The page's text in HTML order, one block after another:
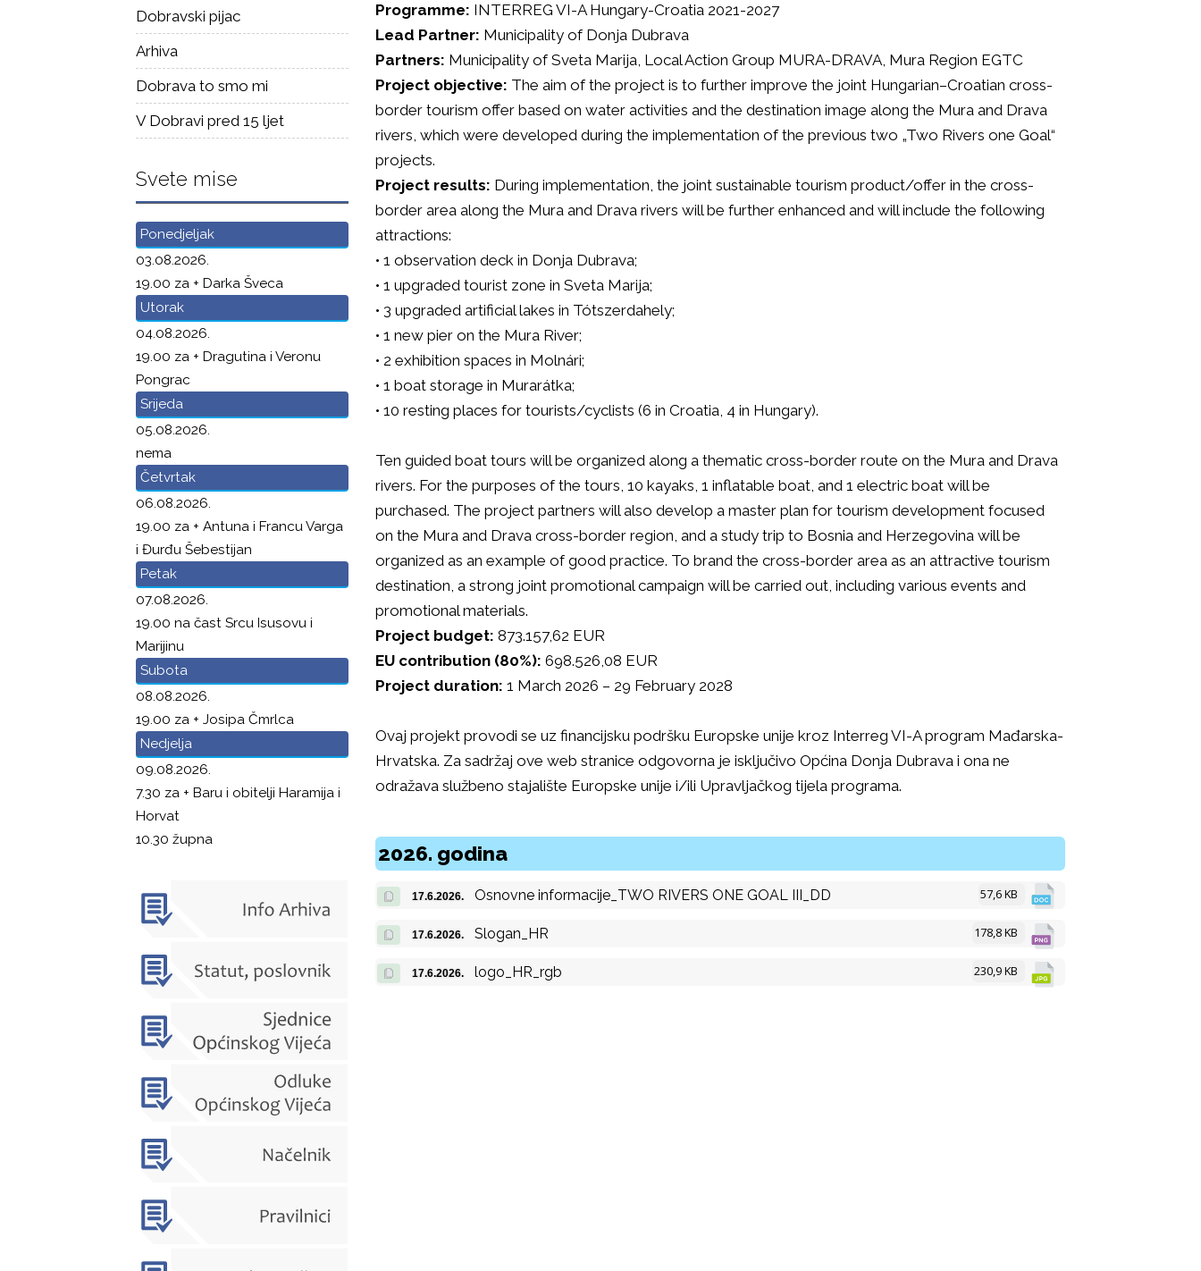
Programme: INTERREG VI-A Hungary-Croatia 2021-2027
Lead Partner: Municipality of Donja Dubrava
Partners: Municipality of Sveta Marija, Local Action Group MURA-DRAVA, Mura Region EGTC
Project objective: The aim of the project is to further improve the joint Hungarian–Croatian cross-
border tourism offer based on water activities and the destination image along the Mura and Drava
rivers, which were developed during the implementation of the previous two „Two Rivers one Goal“
projects.
Project results: During implementation, the joint sustainable tourism product/offer in the cross-
border area along the Mura and Drava rivers will be further enhanced and will include the following
attractions:
• 1 observation deck in Donja Dubrava;
• 1 upgraded tourist zone in Sveta Marija;
• 3 upgraded artificial lakes in Tótszerdahely;
• 1 new pier on the Mura River;
• 2 exhibition spaces in Molnári;
• 1 boat storage in Murarátka;
• 10 resting places for tourists/cyclists (6 in Croatia, 4 in Hungary).
Ten guided boat tours will be organized along a thematic cross-border route on the Mura and Drava
rivers. For the purposes of the tours, 10 kayaks, 1 inflatable boat, and 1 electric boat will be
purchased. The project partners will also develop a master plan for tourism development focused
on the Mura and Drava cross-border region, and a study trip to Bosnia and Herzegovina will be
organized as an example of good practice. To brand the cross-border area as an attractive tourism
destination, a strong joint promotional campaign will be carried out, including various events and
promotional materials.
Project budget: 873.157,62 EUR
EU contribution (80%): 698.526,08 EUR
Project duration: 1 March 2026 – 29 February 2028
Ovaj projekt provodi se uz financijsku podršku Europske unije kroz Interreg VI-A program Mađarska-
Hrvatska. Za sadržaj ove web stranice odgovorna je isključivo Općina Donja Dubrava i ona ne
odražava službeno stajalište Europske unije i/ili Upravljačkog tijela programa.
2026. godina
17.6.2026. Osnovne informacije_TWO RIVERS ONE GOAL III_DD 57,6 KB
17.6.2026. Slogan_HR 178,8 KB
17.6.2026. logo_HR_rgb 230,9 KB
Dobravski pijac
Arhiva
Dobrava to smo mi
V Dobravi pred 15 ljet
Svete mise
Ponedjeljak
03.08.2026.
19.00 za + Darka Šveca
Utorak
04.08.2026.
19.00 za + Dragutina i Veronu
Pongrac
Srijeda
05.08.2026.
nema
Četvrtak
06.08.2026.
19.00 za + Antuna i Francu Varga
i Đurđu Šebestijan
Petak
07.08.2026.
19.00 na čast Srcu Isusovu i
Marijinu
Subota
08.08.2026.
19.00 za + Josipa Čmrlca
Nedjelja
09.08.2026.
7.30 za + Baru i obitelji Haramija i
Horvat
10.30 župna